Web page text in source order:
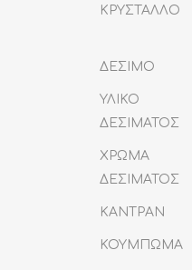
ΚΡΥΣΤΑΛΛΟ
ΔΕΣΙΜΟ
ΥΛΙΚΟ
ΔΕΣΙΜΑΤΟΣ
ΧΡΩΜΑ
ΔΕΣΙΜΑΤΟΣ
ΚΑΝΤΡΑΝ
ΚΟΥΜΠΩΜΑ